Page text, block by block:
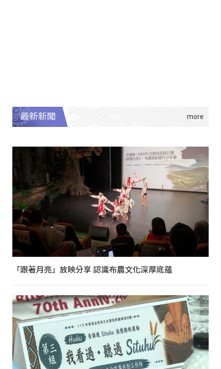
最新新聞
「跟著月亮」放映分享 認識布農文化深厚底蘊